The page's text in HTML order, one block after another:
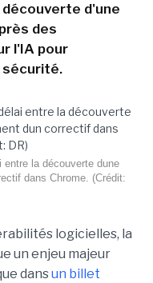
d'une
des
l'IA pour
sécurité.
la découverte dune
dans Chrome. (Crédit:
logicielles, la
un enjeu majeur
dansun billet